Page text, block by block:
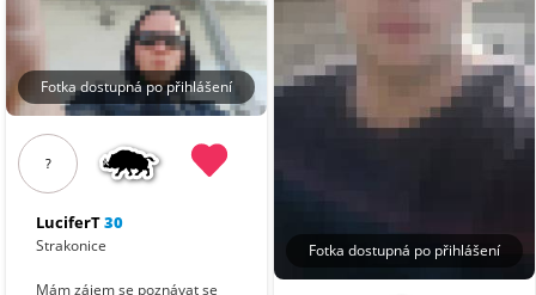
Fotka dostupná po přihlášení
?
LuciferT30
Strakonice
Mám zájem se poznávat se
Fotka dostupná po přihlášení